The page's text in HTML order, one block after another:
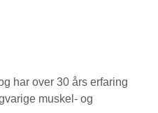
har over 30 års erfaring
muskel- og